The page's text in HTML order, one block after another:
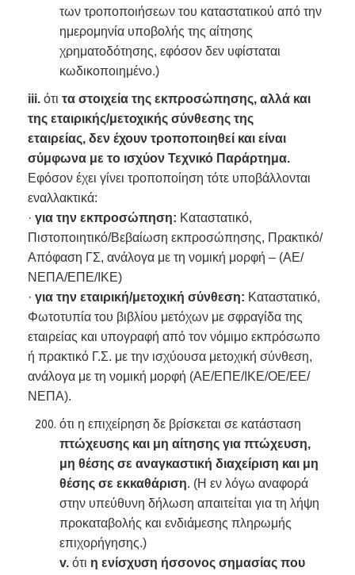
των τροποποιήσεων του καταστατικού από την
ημερομηνία υποβολής της αίτησης
χρηματοδότησης, εφόσον δεν υφίσταται
κωδικοποιημένο.)
iii. ότι τα στοιχεία της εκπροσώπησης, αλλά και
της εταιρικής/μετοχικής σύνθεσης της
εταιρείας, δεν έχουν τροποποιηθεί και είναι
σύμφωνα με το ισχύον Τεχνικό Παράρτημα.
Εφόσον έχει γίνει τροποποίηση τότε υποβάλλονται
εναλλακτικά:
· για την εκπροσώπηση: Καταστατικό,
Πιστοποιητικό/Βεβαίωση εκπροσώπησης, Πρακτικό/
Απόφαση ΓΣ, ανάλογα με τη νομική μορφή – (ΑΕ/
ΝΕΠΑ/ΕΠΕ/ΙΚΕ)
· για την εταιρική/μετοχική σύνθεση: Καταστατικό,
Φωτοτυπία του βιβλίου μετόχων με σφραγίδα της
εταιρείας και υπογραφή από τον νόμιμο εκπρόσωπο
ή πρακτικό Γ.Σ. με την ισχύουσα μετοχική σύνθεση,
ανάλογα με τη νομική μορφή (ΑΕ/ΕΠΕ/ΙΚΕ/ΟΕ/ΕΕ/
ΝΕΠΑ).
ότι η επιχείρηση δε βρίσκεται σε κατάσταση
πτώχευσης και μη αίτησης για πτώχευση,
μη θέσης σε αναγκαστική διαχείριση και μη
θέσης σε εκκαθάριση. (Η εν λόγω αναφορά
στην υπεύθυνη δήλωση απαιτείται για τη λήψη
προκαταβολής και ενδιάμεσης πληρωμής
επιχορήγησης.)
v. ότι η ενίσχυση ήσσονος σημασίας που